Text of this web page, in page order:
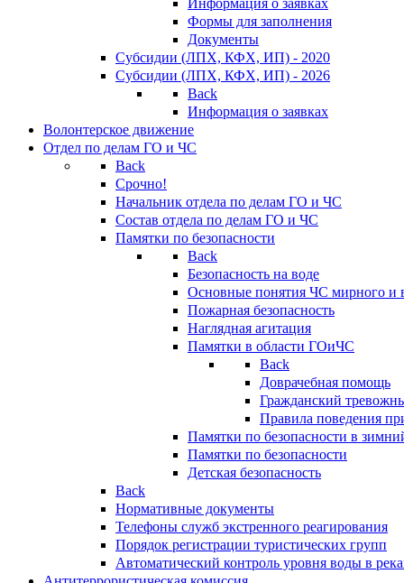
Информация о заявках
Формы для заполнения
Документы
Субсидии (ЛПХ, КФХ, ИП) - 2020
Субсидии (ЛПХ, КФХ, ИП) - 2026
Back
Информация о заявках
Волонтерское движение
Отдел по делам ГО и ЧС
Back
Срочно!
Начальник отдела по делам ГО и ЧС
Состав отдела по делам ГО и ЧС
Памятки по безопасности
Back
Безопасность на воде
Основные понятия ЧС мирного и
Пожарная безопасность
Наглядная агитация
Памятки в области ГОиЧС
Back
Доврачебная помощь
Гражданский
Правила поведения
Памятки по безопасности в
Памятки по безопасности
Детская безопасность
Back
Нормативные документы
Телефоны служб экстренного реагирования
Порядок регистрации туристических групп
Автоматический контроль уровня воды в